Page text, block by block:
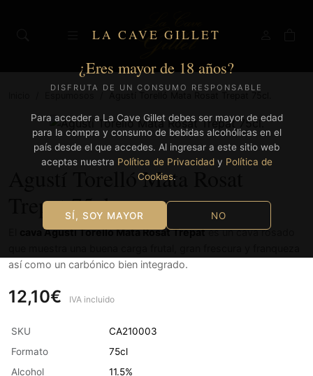
LA CAVE GILLET
¿Eres mayor de 18 años?
DISFRUTA DE UN CONSUMO RESPONSABLE
Para acceder a La Cave Gillet debes ser mayor de edad
para la compra y consumo de bebidas alcohólicas en el
país desde el que accedes. Al ingresar a este sitio web
aceptas nuestra Política de Privacidady Política de
Cookies.
SÍ, SOY MAYOR NO
Agustí Torelló Mata Rosat
Trepat 75cl.
cava Agustí Torelló Mata Rosat Trepates un cava rosado
así como un carbónico bien integrado.
12,10€ IVA incluido
SKU
CA210003
Formato
75cl
Alcohol
11.5%